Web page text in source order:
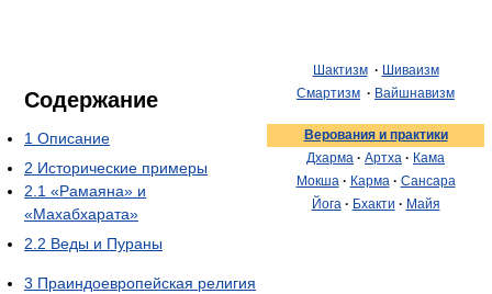
Шактизм · Шиваизм
Смартизм · Вайшнавизм
Верования и практики
Дхарма · Артха · Кама
Мокша· Карма· Сансара
Йога· Бхакти · Майя
Содержание
1 Описание
2 Исторические примеры
2.1 «Рамаяна» и
«Махабхарата»
2.2 Веды и Пураны
3 Праиндоевропейская религия